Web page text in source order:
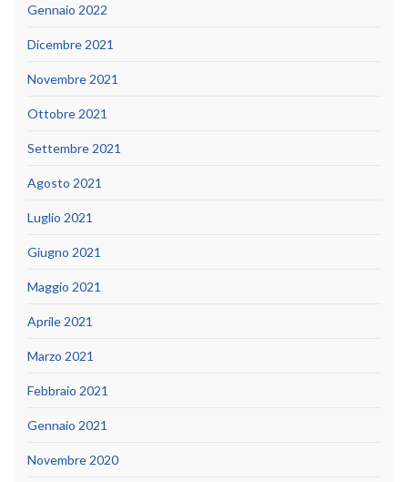
Gennaio 2022
Dicembre 2021
Novembre 2021
Ottobre 2021
Settembre 2021
Agosto 2021
Luglio 2021
Giugno 2021
Maggio 2021
Aprile 2021
Marzo 2021
Febbraio 2021
Gennaio 2021
Novembre 2020